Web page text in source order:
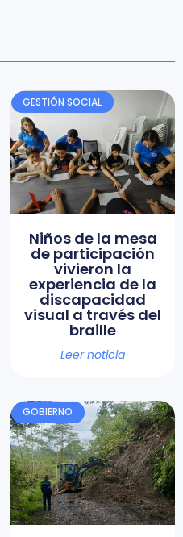
GESTIÓN SOCIAL
Niños de la mesa
de participación
vivieron la
experiencia de la
discapacidad
visual a través del
braille
Leer noticia
GOBIERNO